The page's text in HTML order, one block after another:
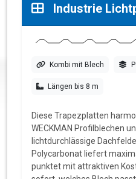
Industrie
Kombi mit Blech
Längen bis 8 m
Diese Trapezplatten
WECKMAN Profilblechen
lichtdurchlässige
Polycarbonat liefert
punktet mit attraktiven